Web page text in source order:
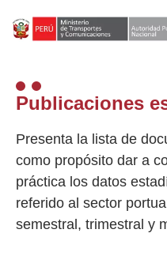
Publicaciones
Presenta la lista de
como propósito dar a
práctica los datos
referido al sector
semestral, trimestral y